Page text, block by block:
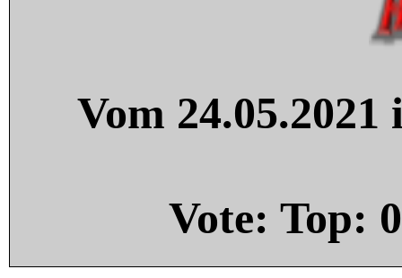
Vom
Vote: Top: 0